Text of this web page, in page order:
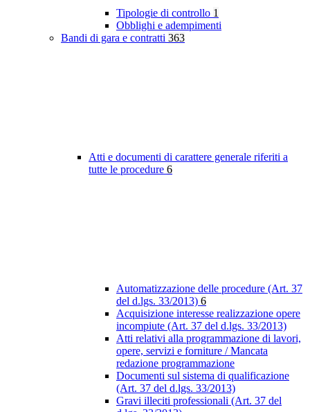
Tipologie di controllo 1
Obblighi e adempimenti
Bandi di gara e contratti 363
Atti e documenti di carattere generale riferiti a
tutte le procedure 6
Automatizzazione delle procedure (Art. 37
del d.lgs. 33/2013) 6
Acquisizione interesse realizzazione opere
incompiute (Art. 37 del d.lgs. 33/2013)
Atti relativi alla programmazione di lavori,
opere, servizi e forniture / Mancata
redazione programmazione
Documenti sul sistema di qualificazione
(Art. 37 del d.lgs. 33/2013)
Gravi illeciti professionali (Art. 37 del